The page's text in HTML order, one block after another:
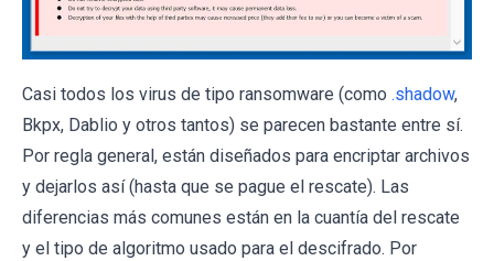
Casi todos los virus de tipo ransomware (como .shadow,
Bkpx, Dablio y otros tantos) se parecen bastante entre sí.
Por regla general, están diseñados para encriptar archivos
y dejarlos así (hasta que se pague el rescate). Las
diferencias más comunes están en la cuantía del rescate
y el tipo de algoritmo usado para el descifrado. Por